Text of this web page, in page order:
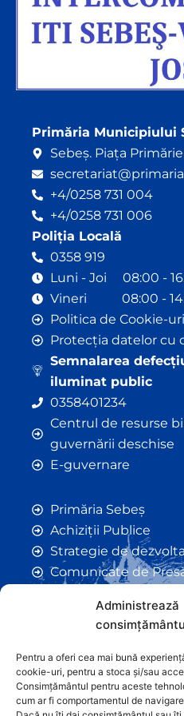
Administrează
Pentru a oferi cea mai bună
cookie-uri, pentru a stoca și/sau
Consimțământul pentru aceste
cum ar fi comportamentul de
Primăria Municipiului
Sebeș. Piața
+4/0258 731 004
+4/0258 731 006
Poliția Locală
0358 919
Luni - Joi 08:00 -
Vineri 08:00 -
Politica de Cookie-uri
Protecția datelor cu
Semnalarea
iluminat public
0358401234
Centrul de resurse
guvernării deschise
E-guvernare
Primăria Sebeș
Achiziții Publice
Strategie de
Comunicate de
Anunțuri
Hotarâri de Consiliu
Certificate de
Autorizații de
Orașe Înfrățite